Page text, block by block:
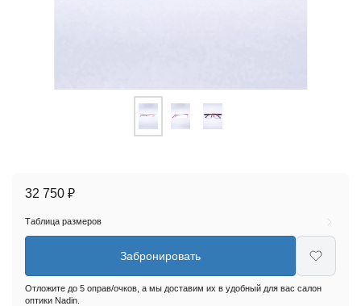
32 750 ₽
Таблица размеров
Забронировать
Отложите до 5 оправ/очков, а мы доставим их в удобный для вас салон
оптики Nadin.